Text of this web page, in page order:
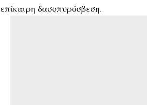
επίκαιρη δασοπυρόσβεση.